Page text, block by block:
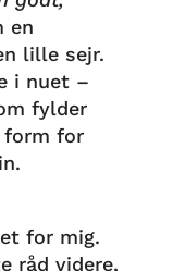
en
lille sejr.
i nuet –
fylder
form for
for mig.
råd videre,